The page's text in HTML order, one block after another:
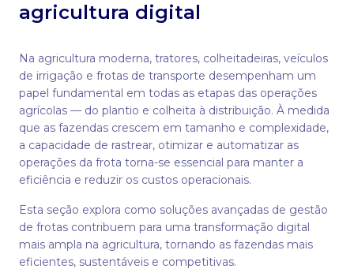
agricultura digital
Na agricultura moderna, tratores, colheitadeiras, veículos
de irrigação e frotas de transporte desempenham um
papel fundamental em todas as etapas das operações
agrícolas — do plantio e colheita à distribuição. À medida
que as fazendas crescem em tamanho e complexidade,
a capacidade de rastrear, otimizar e automatizar as
operações da frota torna-se essencial para manter a
eficiência e reduzir os custos operacionais.
Esta seção explora como soluções avançadas de gestão
de frotas contribuem para uma transformação digital
mais ampla na agricultura, tornando as fazendas mais
eficientes, sustentáveis e competitivas.